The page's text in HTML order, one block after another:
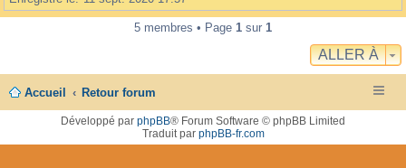
5 membres • Page 1 sur 1
ALLER À
Accueil Retour forum
Développé par phpBB® Forum Software © phpBB Limited
Traduit par phpBB-fr.com